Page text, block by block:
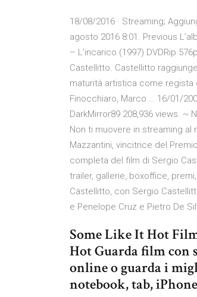
18/08/2016 · Streaming;
agosto 2016 8:01. Previous
– L’incarico (1997) DVDRip
Castellitto. Castellitto
maturità artistica come regista
Finocchiaro, Marco … 16/01/
DarkMirror89 208,936 views. ~
Non ti muovere in streaming
Mazzantini, vincitrice del
completa del film di Sergio
trailer, gallerie, boxoffice,
Castellitto, con Sergio
e Penelope Cruz e Pietro De
Some Like It Hot
Hot Guarda film
online o guarda i
notebook, tab,